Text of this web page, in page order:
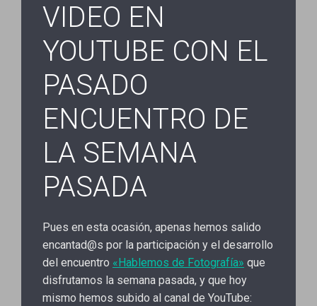
VIDEO EN
YOUTUBE CON EL
PASADO
ENCUENTRO DE
LA SEMANA
PASADA
Pues en esta ocasión, apenas hemos salido
encantad@s por la participación y el desarrollo
del encuentro «Hablemos de Fotografía» que
disfrutamos la semana pasada, y que hoy
mismo hemos subido al canal de YouTube: